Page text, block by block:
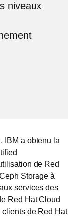
niveaux
IBM a obtenu la
de Red
Storage à
services des
Red Hat Cloud
clients de Red Hat